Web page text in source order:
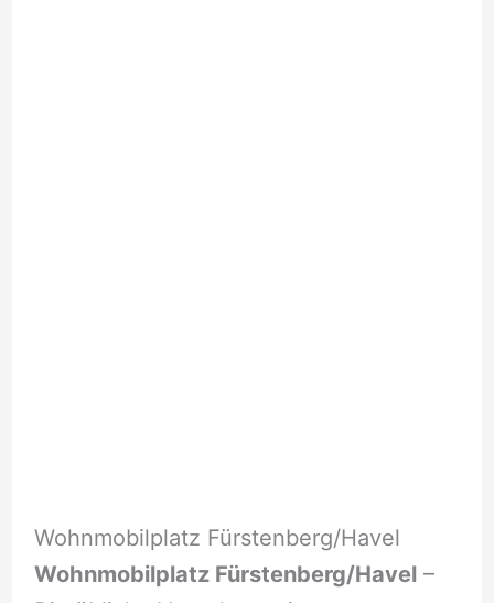
Wohnmobilplatz Fürstenberg/Havel
Wohnmobilplatz Fürstenberg/Havel–